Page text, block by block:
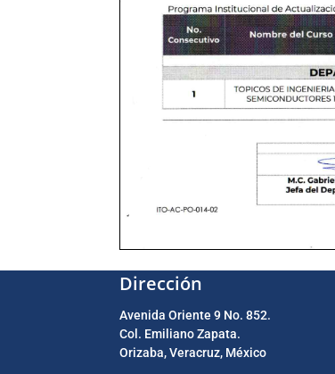
Dirección
Avenida Oriente 9 No. 852.
Col. Emiliano Zapata.
Orizaba, Veracruz, México